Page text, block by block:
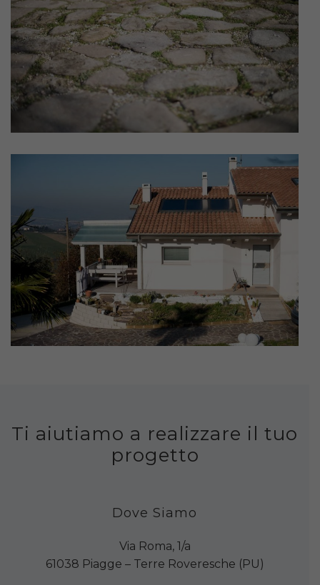
Ti aiutiamo a realizzare il tuo
progetto
Dove Siamo
Via Roma, 1/a
61038 Piagge – Terre Roveresche (PU)